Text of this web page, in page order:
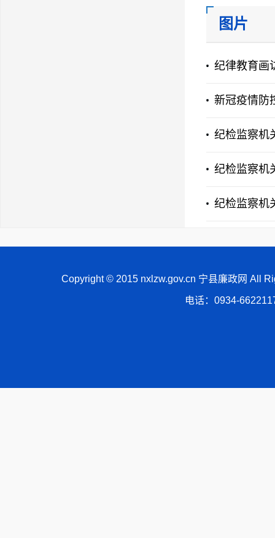
图片
纪律教育画
新冠疫情防
纪检监察机
纪检监察机
纪检监察机
Copyright © 2015 nxlzw.gov.cn 宁县廉政网 All
电话：0934-